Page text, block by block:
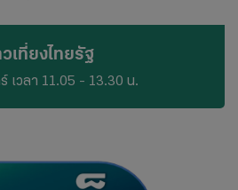
เที่ยงไทยรัฐ
เวลา 11.05 - 13.30 น.